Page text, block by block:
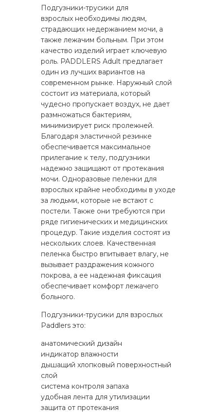
Подгузники-трусики для
взрослых необходимы людям,
страдающих недержанием мочи, а
также лежачим больным. При этом
качество изделий играет ключевую
роль. PADDLERS Adult предлагает
один из лучших вариантов на
современном рынке. Наружный слой
состоит из материала, который
чудесно пропускает воздух, не дает
размножаться бактериям,
минимизирует риск пролежней.
Благодаря эластичной резинке
обеспечивается максимальное
прилегание к телу, подгузники
надежно защищают от протекания
мочи. Одноразовые пеленки для
взрослых крайне необходимы в уходе
за людьми, которые не встают с
постели. Также они требуются при
ряде гигиенических и медицинских
процедур. Такие изделия состоят из
нескольких слоев. Качественная
пеленка быстро впитывает влагу, не
вызывает раздражения кожного
покрова, а ее надежная фиксация
обеспечивает комфорт лежачего
больного.
Подгузники-трусики для взрослых
Paddlers это:
анатомический дизайн
индикатор влажности
дышащий хлопковый поверхностный
слой
система контроля запаха
удобная лента для утилизации
защита от протекания